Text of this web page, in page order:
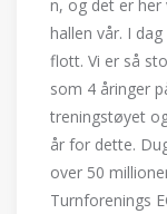
n, og det er
hallen vår. I
flott. Vi er så
som 4 åringer
treningstøyet
år for dette.
over 50
Turnforenings